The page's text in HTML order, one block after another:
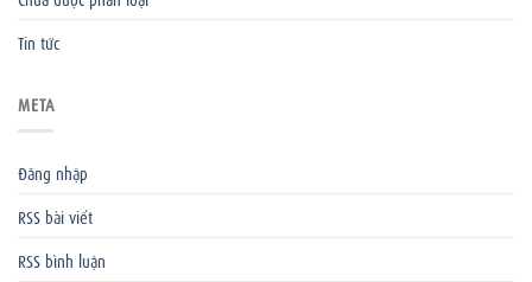
Tin tức
META
Đăng nhập
RSS bài viết
RSS bình luận